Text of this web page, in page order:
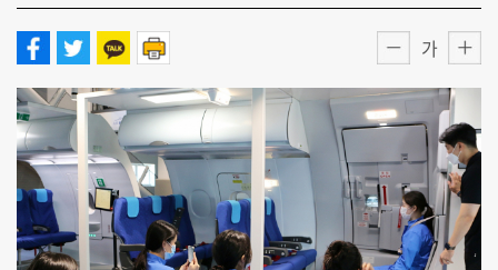
가